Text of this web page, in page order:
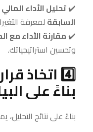
✔️تحليل الأداء
السابقة لمعرفة
✔️ مقارنة الأداء مع
وتحسين استراتيجياتك.
4️⃣ اتخاذ
بناءً على
بناءً على نتائج التحليل،